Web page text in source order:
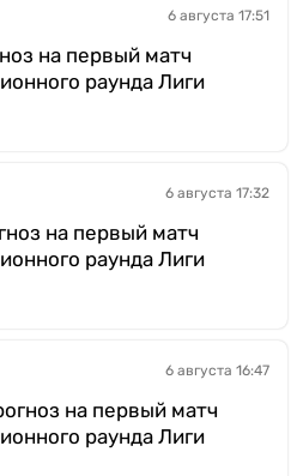
6 августа 17:51
на первый матч
раунда Лиги
6 августа 17:32
на первый матч
раунда Лиги
6 августа 16:47
на первый матч
раунда Лиги